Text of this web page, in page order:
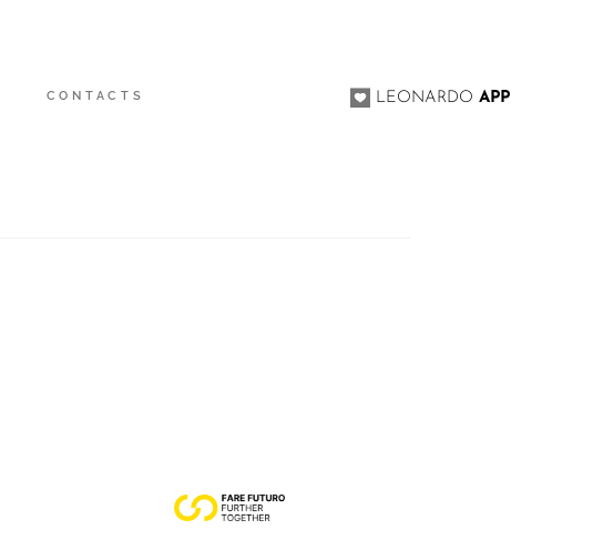
CONTACTS LEONARDOAPP